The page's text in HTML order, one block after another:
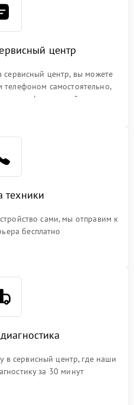
центр
сервисный центр, вы можете
телефоном самостоятельно,
телефона на сайте
техники
сами, мы отправим к
бесплатно
в сервисный центр, где наши
за 30 минут